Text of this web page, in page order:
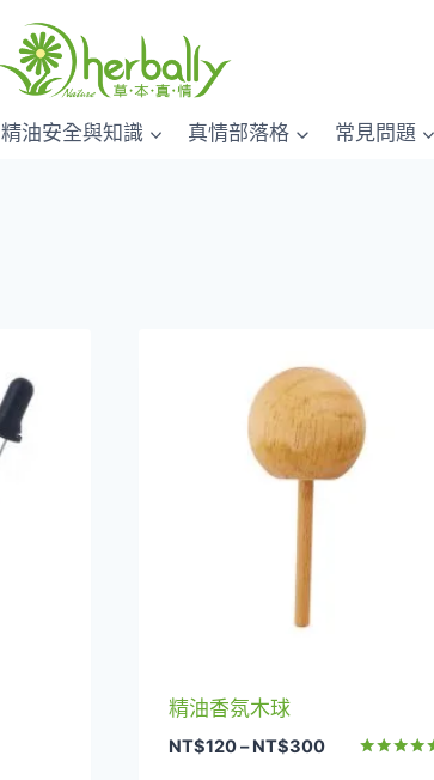
精油安全與知識 真情部落格 常見問題
精油香氛木球
NT$120– NT$300價